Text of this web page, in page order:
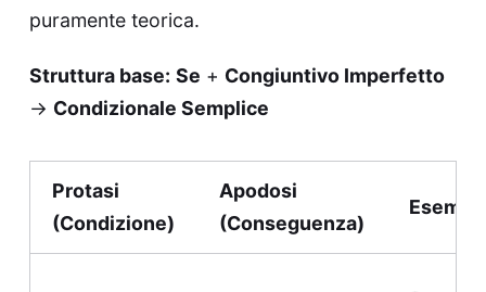
puramente teorica.
Struttura base: Se + Congiuntivo Imperfetto
→ Condizionale Semplice
Protasi
(Condizione)
Apodosi
(Conseguenza)